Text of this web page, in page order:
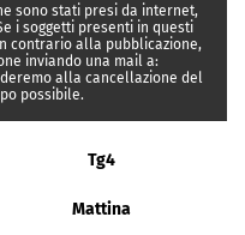
sono stati presi da internet,
i soggetti presenti in questi
contrario alla pubblicazione,
inviando una mail a:
alla cancellazione del
possibile.
Tg4
Mattina